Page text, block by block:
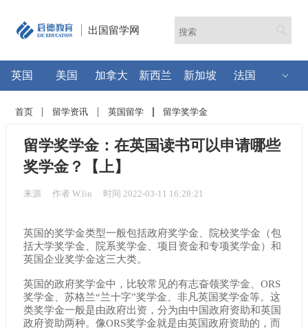
出国留学网
英国 美国 加拿大 新西兰 新加坡 法国
首页 留学资讯 英国留学 留学奖学金
留学奖学金：在英国读书可以申请哪些
奖学金？【上】
来源 作者 W.lin 时间 2022-03-11 16:28:21
英国的奖学金类型一般包括政府奖学金、院校奖学金（包
括大学奖学金、院系奖学金、项目资金和专项奖学金）和
英国企业奖学金这三大类。
英国的政府奖学金中，比较常见的有志奋领奖学金、ORS
奖学金、苏格兰“兰十字”奖学金、非凡英国奖学金等。这
类奖学金一般是由政府出资，分为由中国政府资助和英国
政府资助两种。像ORS奖学金就是由英国政府资助的，而